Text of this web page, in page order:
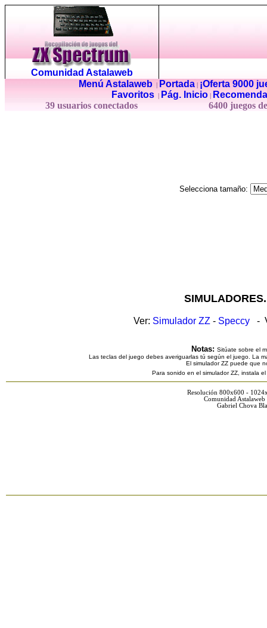
Comunidad Astalaweb
Menú Astalaweb| Portada|
¡Oferta 9000
Favoritos
Pág. Inicio
39 usuarios conectados
6400 juegos
Selecciona tamaño:
Ver: Simulador ZZ - Speccy -
Notas: Sitúate sobre el
Las teclas del juego debes averiguarlas tú según el juego. La
El simulador ZZ puede que
Para sonido en el simulador ZZ, instala
Resolución 800x600 -
Comunidad
Gabriel Chova